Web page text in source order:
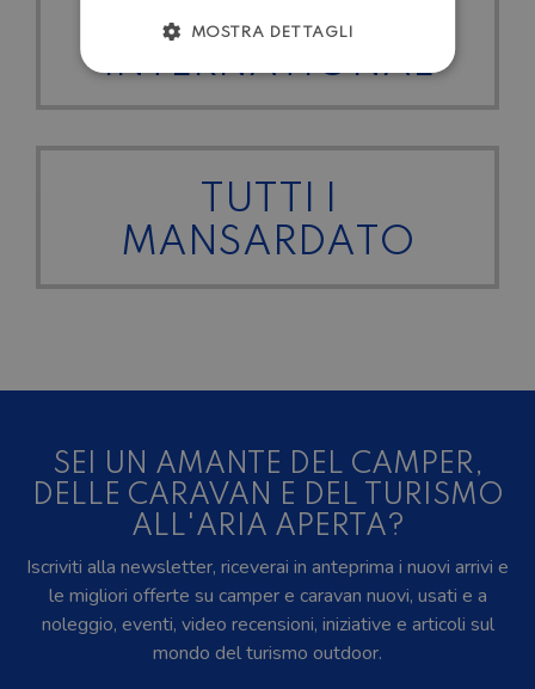
TUTTI I CARAVANS
INTERNATIONAL
TUTTI I
MANSARDATO
SEI UN AMANTE DEL CAMPER,
DELLE CARAVAN E DEL TURISMO
ALL'ARIA APERTA?
Iscriviti alla newsletter, riceverai in anteprima i nuovi arrivi e
le migliori offerte su camper e caravan nuovi, usati e a
noleggio, eventi, video recensioni, iniziative e articoli sul
mondo del turismo outdoor.
MOSTRA DETTAGLI